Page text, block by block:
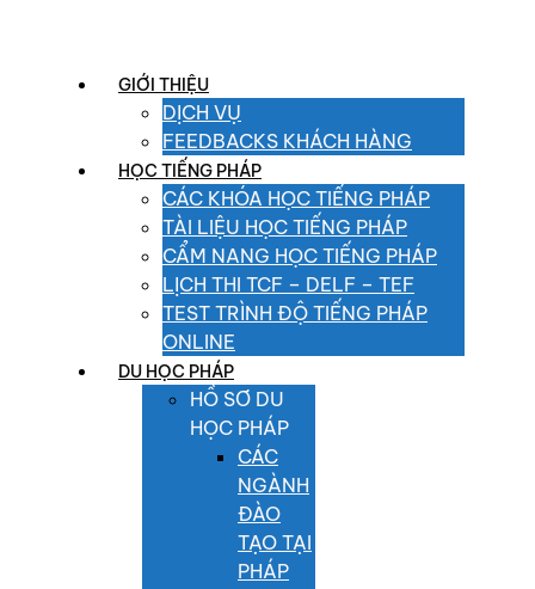
GIỚI THIỆU
DỊCH VỤ
FEEDBACKS KHÁCH HÀNG
HỌC TIẾNG PHÁP
CÁC KHÓA HỌC TIẾNG PHÁP
TÀI LIỆU HỌC TIẾNG PHÁP
CẨM NANG HỌC TIẾNG PHÁP
LỊCH THI TCF – DELF – TEF
TEST TRÌNH ĐỘ TIẾNG PHÁP
ONLINE
DU HỌC PHÁP
HỒ SƠ DU
HỌC PHÁP
CÁC
NGÀNH
ĐÀO
TẠO TẠI
PHÁP